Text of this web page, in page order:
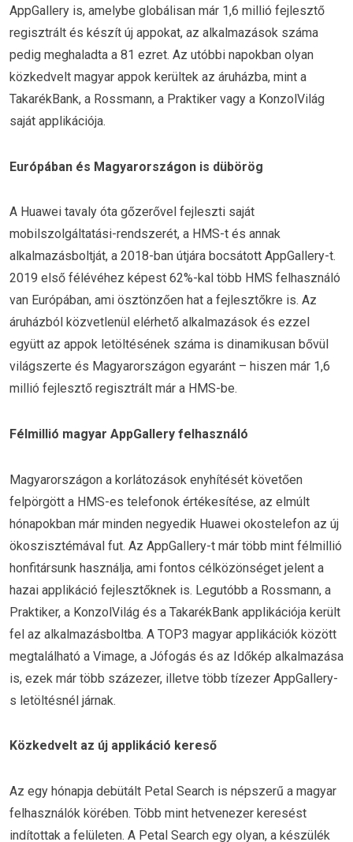
AppGallery is, amelybe globálisan már 1,6 millió fejlesztő
regisztrált és készít új appokat, az alkalmazások száma
pedig meghaladta a 81 ezret. Az utóbbi napokban olyan
közkedvelt magyar appok kerültek az áruházba, mint a
TakarékBank, a Rossmann, a Praktiker vagy a KonzolVilág
saját applikációja.
Európában és Magyarországon is dübörög
A Huawei tavaly óta gőzerővel fejleszti saját
mobilszolgáltatási-rendszerét, a HMS-t és annak
alkalmazásboltját, a 2018-ban útjára bocsátott AppGallery-t.
2019 első félévéhez képest 62%-kal több HMS felhasználó
van Európában, ami ösztönzően hat a fejlesztőkre is. Az
áruházból közvetlenül elérhető alkalmazások és ezzel
együtt az appok letöltésének száma is dinamikusan bővül
világszerte és Magyarországon egyaránt – hiszen már 1,6
millió fejlesztő regisztrált már a HMS-be.
Félmillió magyar AppGallery felhasználó
Magyarországon a korlátozások enyhítését követően
felpörgött a HMS-es telefonok értékesítése, az elmúlt
hónapokban már minden negyedik Huawei okostelefon az új
ökoszisztémával fut. Az AppGallery-t már több mint félmillió
honfitársunk használja, ami fontos célközönséget jelent a
hazai applikáció fejlesztőknek is. Legutóbb a Rossmann, a
Praktiker, a KonzolVilág és a TakarékBank applikációja került
fel az alkalmazásboltba. A TOP3 magyar applikációk között
megtalálható a Vimage, a Jófogás és az Időkép alkalmazása
is, ezek már több százezer, illetve több tízezer AppGallery-
s letöltésnél járnak.
Közkedvelt az új applikáció kereső
Az egy hónapja debütált Petal Search is népszerű a magyar
felhasználók körében. Több mint hetvenezer keresést
indítottak a felületen. A Petal Search egy olyan, a készülék